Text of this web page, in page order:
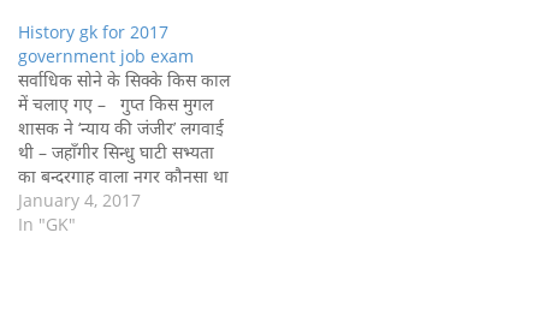
History gk for 2017
government job exam
सर्वाधिक सोने के सिक्के किस काल
में चलाए गए – गुप्त किस मुगल
शासक ने ‘न्याय की जंजीर’ लगवाई
थी – जहाँगीर सिन्धु घाटी सभ्यता
का बन्दरगाह वाला नगर कौनसा था
– लोथल युनानियों को भारत से
बाहर किसने निकाला था –
January 4, 2017
In "GK"